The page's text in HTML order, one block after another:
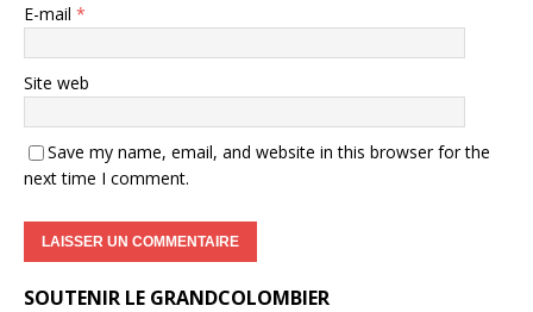
E-mail *
Site web
Save my name, email, and website in this browser for the
next time I comment.
SOUTENIR LE GRANDCOLOMBIER